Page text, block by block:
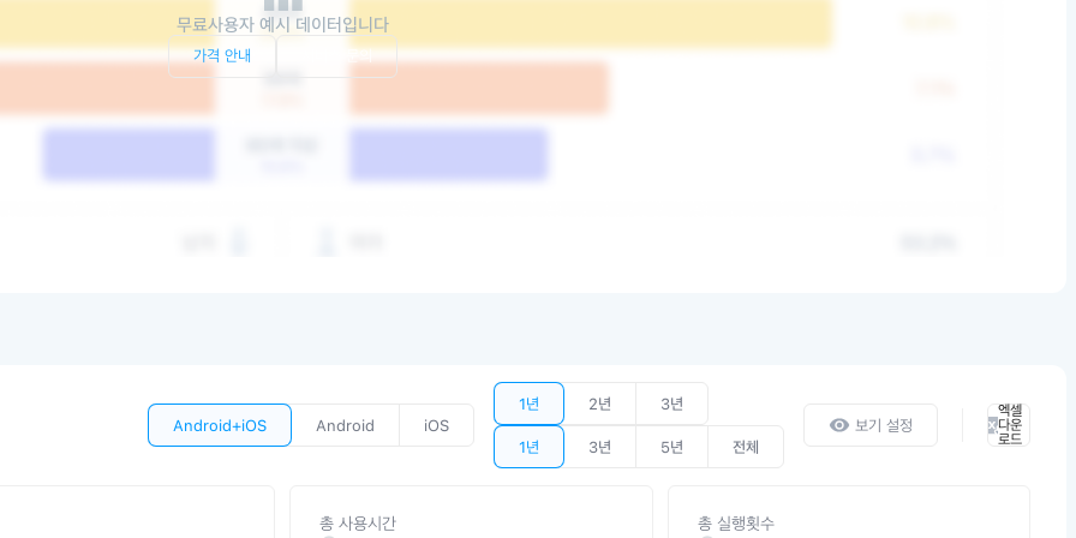
무료사용자 예시 데이터입니다
가격 안내
Android+iOS Android iOS
1년 2년 3년
1년 3년 5년 전체
보기 설정
엑셀
다운
로드
총 사용시간 총 실행횟수